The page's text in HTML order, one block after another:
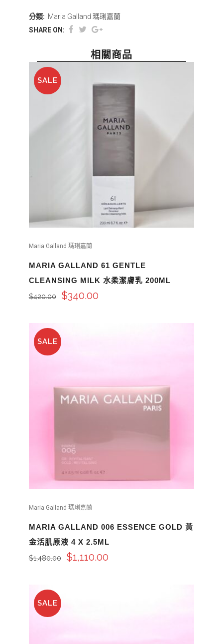
分類: Maria Galland 瑪琍嘉蘭
SHARE ON:
相關商品
SALE
Maria Galland 瑪琍嘉蘭
MARIA GALLAND 61 GENTLE
CLEANSING MILK 水柔潔膚乳 200ML
$420.00 $340.00
SALE
Maria Galland 瑪琍嘉蘭
MARIA GALLAND 006 ESSENCE GOLD 黃
金活肌原液 4 X 2.5ML
$1,480.00 $1,110.00
SALE